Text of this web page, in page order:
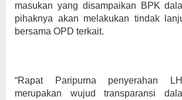
masukan yang disampaikan BPK
pihaknya akan melakukan tindak
bersama OPD terkait.
“Rapat Paripurna penyerahan
merupakan wujud transparansi